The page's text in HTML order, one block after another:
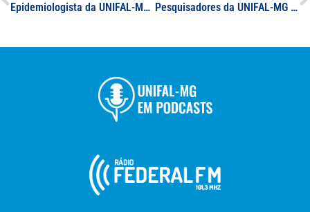
Epidemiologista da UNIFAL-MG enfatiza necessidade de cobertura vacinal atingir 70% de imunizados Pesquisadores da UNIFAL-MG investigam evidências sobre uso de interpretação de papéis para desenvolvimento de habilidades de comunicação no contexto de Cuidados Paliativos; pesquisa foi publicada em periódico internacional